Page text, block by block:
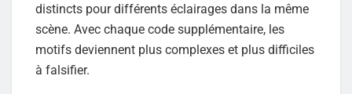
distincts pour différents éclairages dans la même
scène. Avec chaque code supplémentaire, les
motifs deviennent plus complexes et plus difficiles
à falsifier.